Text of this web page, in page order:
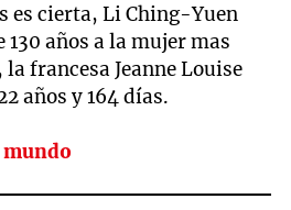
es cierta, Li Ching-Yuen
130 años a la mujer mas
francesa Jeanne Louise
años y 164 días.
mundo